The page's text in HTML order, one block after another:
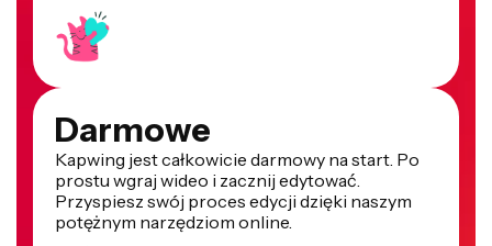
Darmowe
Kapwing jest całkowicie darmowy na start. Po
prostu wgraj wideo i zacznij edytować.
Przyspiesz swój proces edycji dzięki naszym
potężnym narzędziom online.